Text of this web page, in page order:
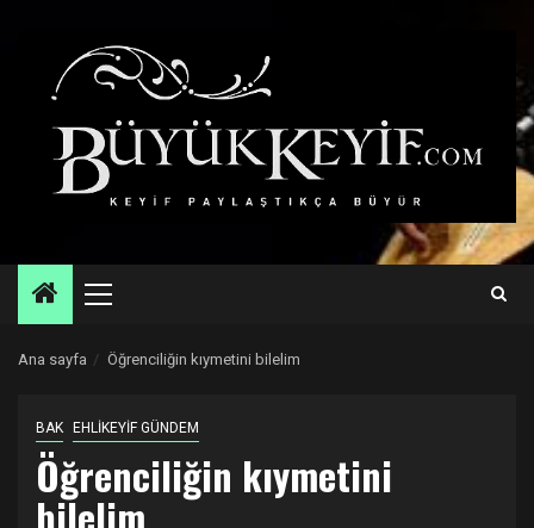
Primary
Ana sayfa Öğrenciliğin kıymetini bilelim
BAK EHLİKEYİF GÜNDEM
Öğrenciliğin kıymetini